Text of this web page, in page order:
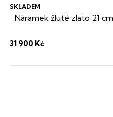
Náramek žluté zlato 21 cm
SKLADEM
31 900 Kč